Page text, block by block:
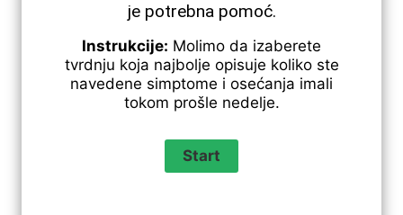
je potrebna pomoć.
Instrukcije: Molimo da izaberete
tvrdnju koja najbolje opisuje koliko ste
navedene simptome i osećanja imali
tokom prošle nedelje.